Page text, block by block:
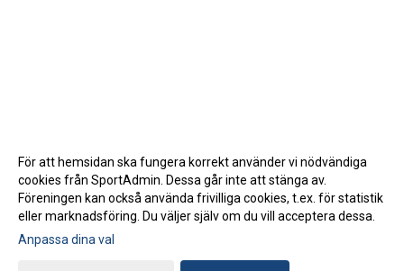
Gå till Webbversion
För att hemsidan ska fungera korrekt använder vi nödvändiga
cookies från SportAdmin. Dessa går inte att stänga av.
Föreningen kan också använda frivilliga cookies, t.ex. för statistik
eller marknadsföring. Du väljer själv om du vill acceptera dessa.
Anpassa dina val